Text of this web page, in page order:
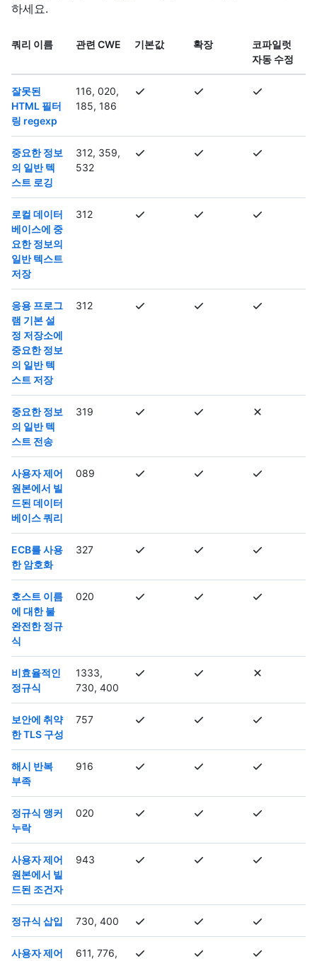
하세요.
쿼리 이름 관련 CWE 기본값 확장
코파일럿
자동 수정
잘못된
HTML 필터
링 regexp
116, 020,
185, 186
중요한 정보
의 일반 텍
스트 로깅
312, 359,
532
로컬 데이터
베이스에 중
요한 정보의
일반 텍스트
저장
312
응용 프로그
램 기본 설
정 저장소에
중요한 정보
의 일반 텍
스트 저장
312
중요한 정보
의 일반 텍
스트 전송
319
사용자 제어
원본에서 빌
드된 데이터
베이스 쿼리
089
ECB를 사용
한 암호화
327
호스트 이름
에 대한 불
완전한 정규
식
020
비효율적인
정규식
1333,
730, 400
보안에 취약
한 TLS 구성
757
해시 반복
부족
916
정규식 앵커
누락
020
사용자 제어
원본에서 빌
드된 조건자
943
정규식 삽입 730, 400
사용자 제어
611, 776,